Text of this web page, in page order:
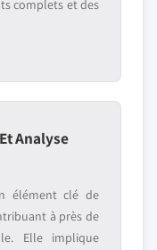
complets et des
Analyse
élément clé de
à près de
Elle implique